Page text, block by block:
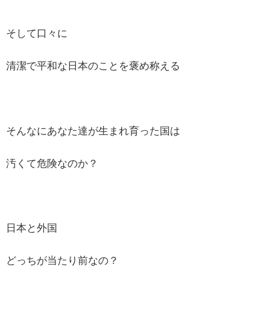
そして口々に
清潔で平和な日本のことを褒め称える
そんなにあなた達が生まれ育った国は
汚くて危険なのか？
日本と外国
どっちが当たり前なの？